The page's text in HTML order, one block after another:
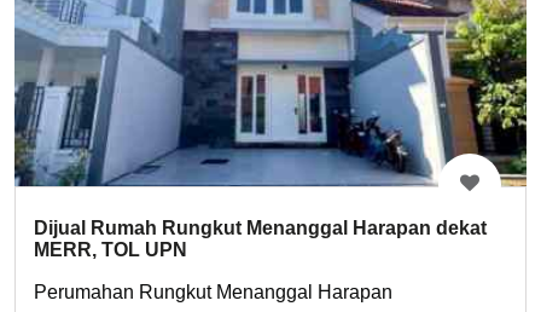
Dijual Rumah Rungkut Menanggal Harapan dekat
MERR, TOL UPN
Perumahan Rungkut Menanggal Harapan